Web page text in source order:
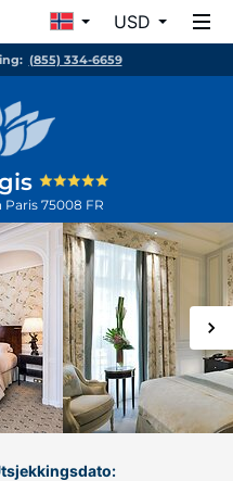
USD
(855) 334-6659
Paris 75008 FR